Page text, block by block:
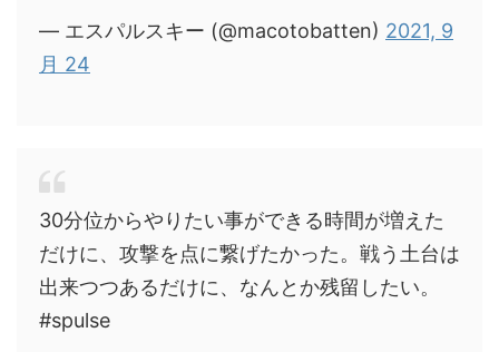
— エスパルスキー (@macotobatten) 2021, 9
月 24
30分位からやりたい事ができる時間が増えた
だけに、攻撃を点に繋げたかった。戦う土台は
出来つつあるだけに、なんとか残留したい。
#spulse